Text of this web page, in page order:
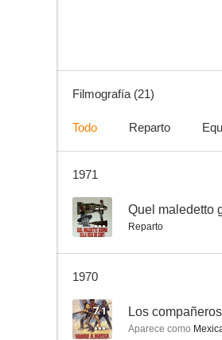
--
Filmografía (21)
Todo Reparto
1971
-- Quel maledetto
Reparto
1970
7.1 Los compañeros
Aparece como